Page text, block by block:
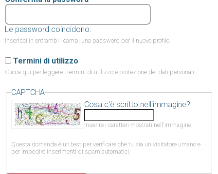
Le password coincidono:
Inserisci in entrambi i campi una password per il nuovo profilo.
Termini di utilizzo
Clicca qui per leggere i termini di utilizzo e protezione dei dati personali.
CAPTCHA
Cosa c'è scritto nell'immagine?
Inserire i caratteri mostrati nell'immagine.
Questa domanda è un test per verificare che tu sia un visitatore umano e
per impedire inserimenti di spam automatici.